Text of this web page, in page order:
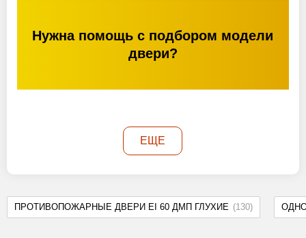
ПРОТИВОПОЖАРНЫЕ ДВЕРИ EI 60 ДМП ГЛУХИЕ (130)
Нужна помощь с подбором модели
двери?
ЕЩЕ